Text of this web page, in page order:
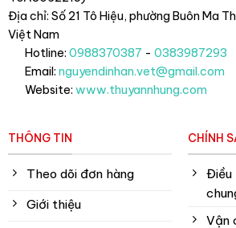
Địa chỉ: Số 21 Tô Hiệu, phường Buôn Ma
Việt Nam
Hotline: 0988370387 - 0383987293
Email: nguyendinhan.vet@gmail.com
Website: www.thuyannhung.com
THÔNG TIN
Theo dõi đơn hàng
Giới thiệu
CHÍNH
Điều
Vận